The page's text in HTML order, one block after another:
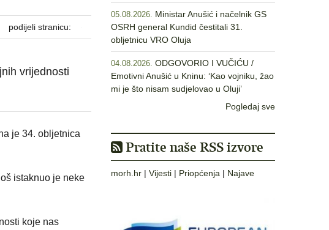
podijeli stranicu:
vrijednosti
je 34. obljetnica
istaknuo je neke
koje nas
05.08.2026. Ministar Anušić i načelnik GS
OSRH general Kundid čestitali 31.
obljetnicu VRO Oluja
04.08.2026. ODGOVORIO I VUČIĆU /
Emotivni Anušić u Kninu: ‘Kao vojniku, žao
mi je što nisam sudjelovao u Oluji’
Pogledaj sve
Pratite naše RSS izvore
morh.hr | Vijesti | Priopćenja | Najave